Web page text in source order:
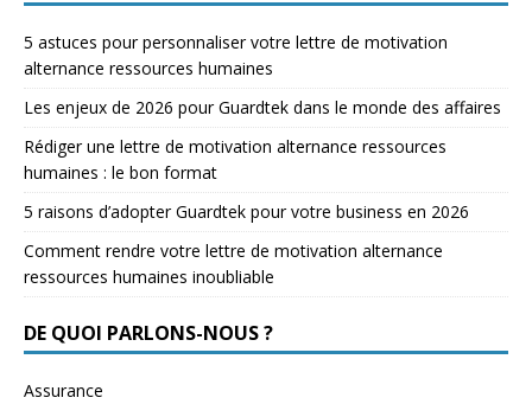
5 astuces pour personnaliser votre lettre de motivation
alternance ressources humaines
Les enjeux de 2026 pour Guardtek dans le monde des affaires
Rédiger une lettre de motivation alternance ressources
humaines : le bon format
5 raisons d’adopter Guardtek pour votre business en 2026
Comment rendre votre lettre de motivation alternance
ressources humaines inoubliable
DE QUOI PARLONS-NOUS ?
Assurance